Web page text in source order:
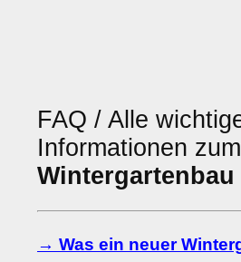
FAQ / Alle
Informationen zum
Wintergartenbau
→ Was ein neuer